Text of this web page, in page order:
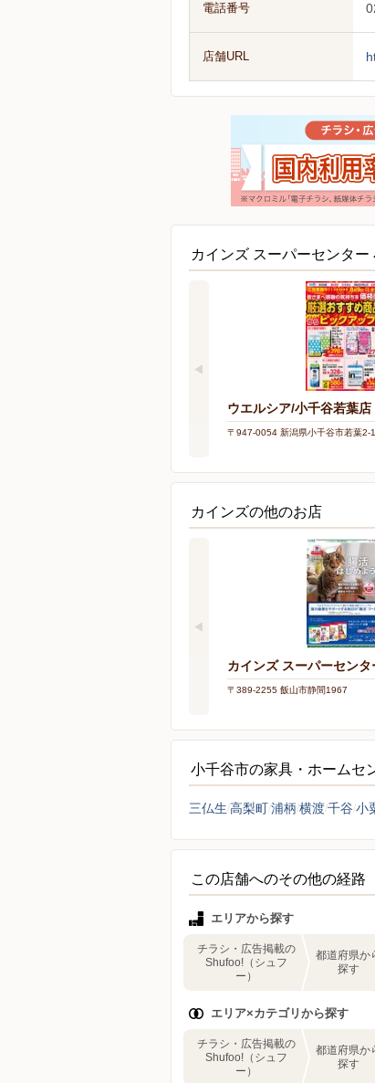
電話番号
店舗URL
カインズ スーパーセンタ
ウエルシア/小千谷若葉店
〒947-0054 新潟県小千谷市若葉2-1
カインズの他のお店
カインズ スーパーセン
〒389-2255 飯山市静間1967
小千谷市の家具・ホームセ
三仏生 高梨町浦柄 横渡千谷 小
この店舗へのその他の経路
エリアから探す
チラシ・広告掲載の
Shufoo!（シュフ
ー）
都道府県か
探す
エリア×カテゴリから探す
チラシ・広告掲載の
Shufoo!（シュフ
ー）
都道府県か
探す